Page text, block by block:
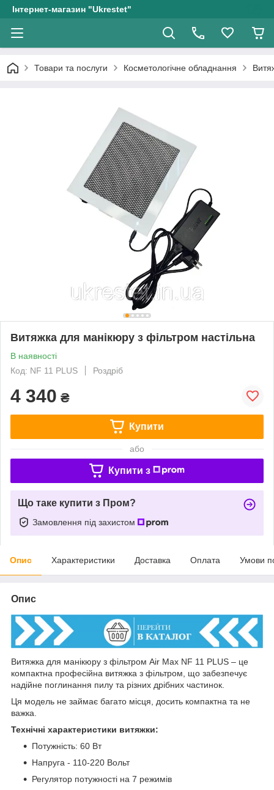
Інтернет-магазин "Ukrestet"
Товари та послуги Косметологічне обладнання
Витяжка для манікюру з фільтром настільна
В наявності
Код: NF 11 PLUS
Роздріб
4 340 ₴
Купити
або
Купити з
Що таке купити з Пром?
Замовлення під захистом
Опис Характеристики Доставка Оплата Умови
Опис
Витяжка для манікюру з фільтром Air Max NF 11 PLUS – це
компактна професійна витяжка з фільтром, що забезпечує
надійне поглинання пилу та різних дрібних частинок.
Ця модель не займає багато місця, досить компактна та не
важка.
Технічні характеристики витяжки:
Потужність: 60 Вт
Напруга - 110-220 Вольт
Регулятор потужності на 7 режимів